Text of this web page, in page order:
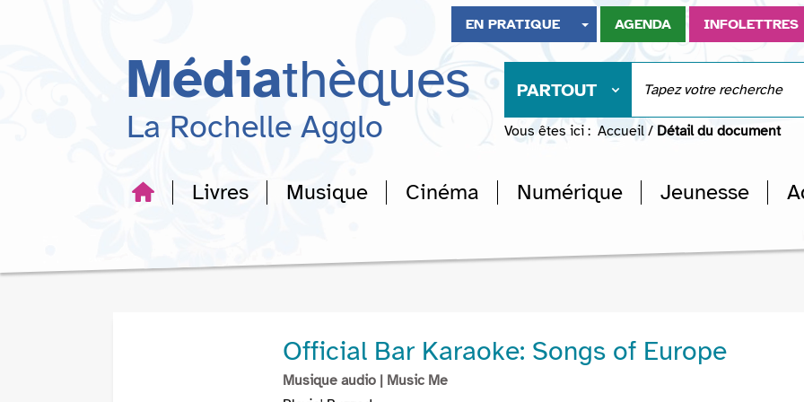
recherche
EN PRATIQUE AGENDA INFOLETTRES
Médiathèques
La Rochelle Agglo
PARTOUT
Vous êtes ici : Accueil / Détail du document
Livres Musique Cinéma Numérique Jeunesse
Official Bar Karaoke: Songs of Europe
Musique audio | Music Me